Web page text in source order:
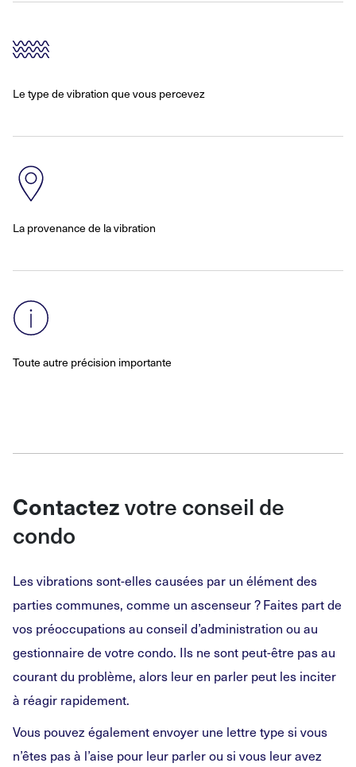
Le type de vibration que vous percevez
La provenance de la vibration
Toute autre précision importante
Contactezvotre conseil de
condo
Les vibrations sont-elles causées par un élément des
parties communes, comme un ascenseur ? Faites part de
vos préoccupations au conseil d’administration ou au
gestionnaire de votre condo. Ils ne sont peut-être pas au
courant du problème, alors leur en parler peut les inciter
à réagir rapidement.
Vous pouvez également envoyer une lettre type si vous
n’êtes pas à l’aise pour leur parler ou si vous leur avez